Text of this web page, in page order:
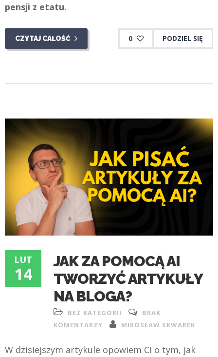
pensji z etatu.
CZYTAJ CAŁOŚĆ 0 PODZIEL SIĘ
LUT
14
JAK ZA POMOCĄ AI
TWORZYĆ ARTYKUŁY
NA BLOGA?
BEZ KATEGORII
BRAK
KOMENTARZY
MIROSŁAW SKWAREK
W dzisiejszym artykule opowiem Ci o tym, jak